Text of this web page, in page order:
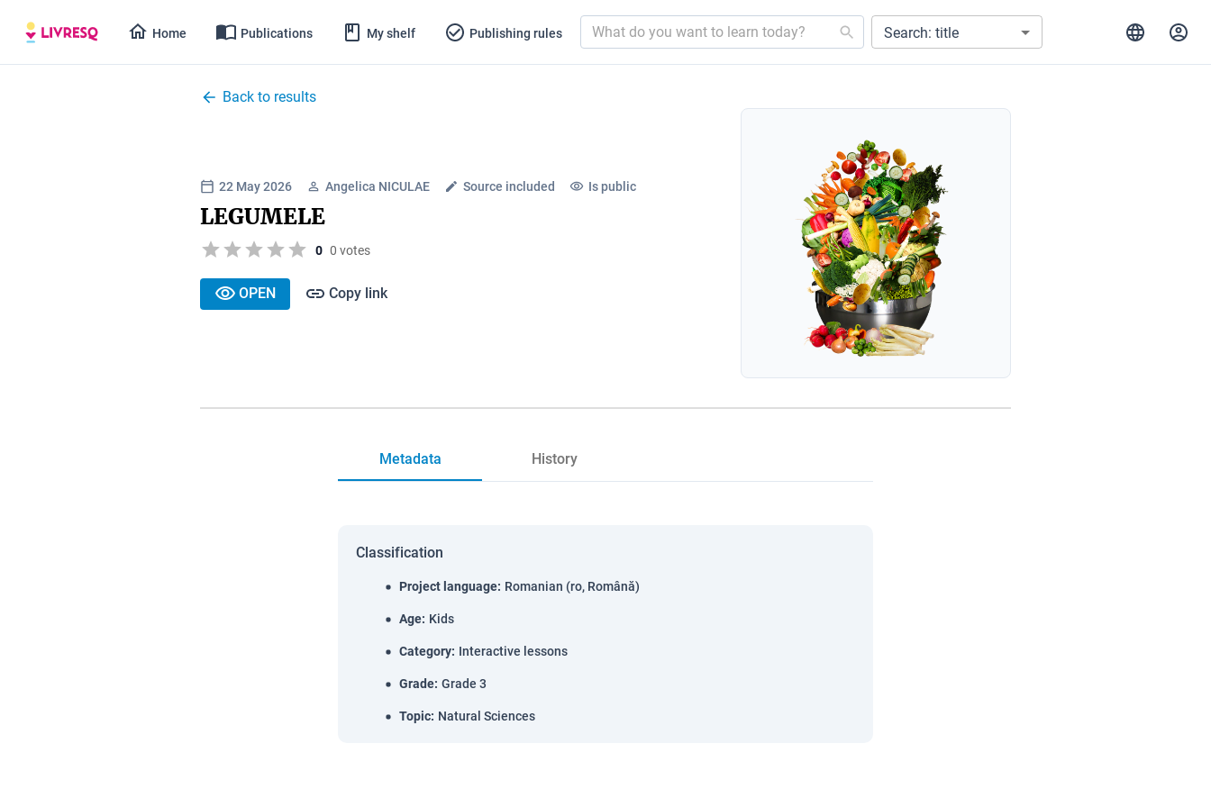
Home Publications My shelf Publishing rules Search: title
Back to results
22 May 2026 Angelica NICULAE Source included Is public
LEGUMELE
0 0 votes
OPEN Copy link
Metadata History
Classification
Project language: Romanian (ro, Română)
Age: Kids
Category: Interactive lessons
Grade: Grade 3
Topic: Natural Sciences